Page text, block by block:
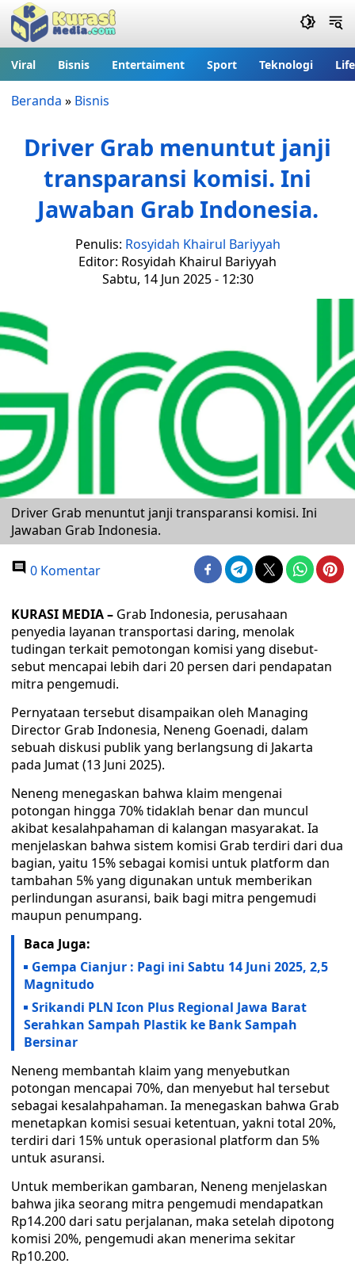
Viral Bisnis Entertaiment Sport Teknologi
Beranda » Bisnis
Driver Grab menuntut janji
transparansi komisi. Ini
Jawaban Grab Indonesia.
Penulis: Rosyidah Khairul Bariyyah
Editor: Rosyidah Khairul Bariyyah
Sabtu, 14 Jun 2025 - 12:30
Driver Grab menuntut janji transparansi komisi. Ini
Jawaban Grab Indonesia.
0 Komentar
KURASI MEDIA – Grab Indonesia, perusahaan
penyedia layanan transportasi daring, menolak
tudingan terkait pemotongan komisi yang disebut-
sebut mencapai lebih dari 20 persen dari pendapatan
mitra pengemudi.
Pernyataan tersebut disampaikan oleh Managing
Director Grab Indonesia, Neneng Goenadi, dalam
sebuah diskusi publik yang berlangsung di Jakarta
pada Jumat (13 Juni 2025).
Neneng menegaskan bahwa klaim mengenai
potongan hingga 70% tidaklah benar dan muncul
akibat kesalahpahaman di kalangan masyarakat. Ia
menjelaskan bahwa sistem komisi Grab terdiri dari dua
bagian, yaitu 15% sebagai komisi untuk platform dan
tambahan 5% yang digunakan untuk memberikan
perlindungan asuransi, baik bagi mitra pengemudi
maupun penumpang.
Baca Juga:
Gempa Cianjur : Pagi ini Sabtu 14 Juni 2025, 2,5
Magnitudo
Srikandi PLN Icon Plus Regional Jawa Barat
Serahkan Sampah Plastik ke Bank Sampah
Bersinar
Neneng membantah klaim yang menyebutkan
potongan mencapai 70%, dan menyebut hal tersebut
sebagai kesalahpahaman. Ia menegaskan bahwa Grab
menetapkan komisi sesuai ketentuan, yakni total 20%,
terdiri dari 15% untuk operasional platform dan 5%
untuk asuransi.
Untuk memberikan gambaran, Neneng menjelaskan
bahwa jika seorang mitra pengemudi mendapatkan
Rp14.200 dari satu perjalanan, maka setelah dipotong
komisi 20%, pengemudi akan menerima sekitar
Rp10.200.